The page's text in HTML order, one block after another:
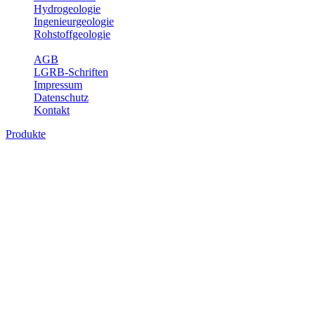
Hydrogeologie
Ingenieurgeologie
Rohstoffgeologie
AGB
LGRB-Schriften
Impressum
Datenschutz
Kontakt
Produkte